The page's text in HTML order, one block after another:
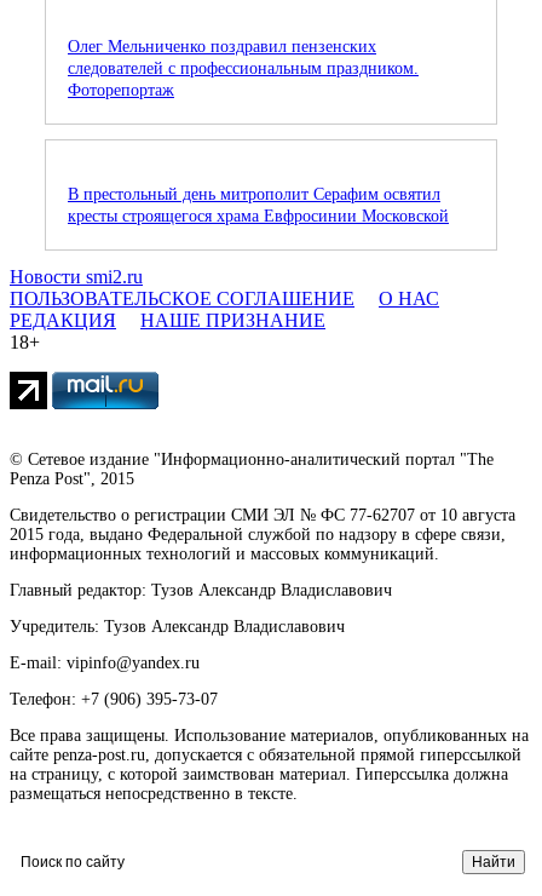
Олег Мельниченко поздравил пензенских
следователей с профессиональным праздником.
Фоторепортаж
В престольный день митрополит Серафим освятил
кресты строящегося храма Евфросинии Московской
Новости smi2.ru
ПОЛЬЗОВАТЕЛЬСКОЕ СОГЛАШЕНИЕ
О НАС
РЕДАКЦИЯ
НАШЕ ПРИЗНАНИЕ
18+
© Сетевое издание "Информационно-аналитический портал "The
Penza Post", 2015
Свидетельство о регистрации СМИ ЭЛ № ФС 77-62707 от 10 августа
2015 года, выдано Федеральной службой по надзору в сфере связи,
информационных технологий и массовых коммуникаций.
Главный редактор: Тузов Александр Владиславович
Учредитель: Тузов Александр Владиславович
E-mail: vipinfo@yandex.ru
Телефон: +7 (906) 395-73-07
Все права защищены. Использование материалов, опубликованных на
сайте penza-post.ru, допускается с обязательной прямой гиперссылкой
на страницу, с которой заимствован материал. Гиперссылка должна
размещаться непосредственно в тексте.